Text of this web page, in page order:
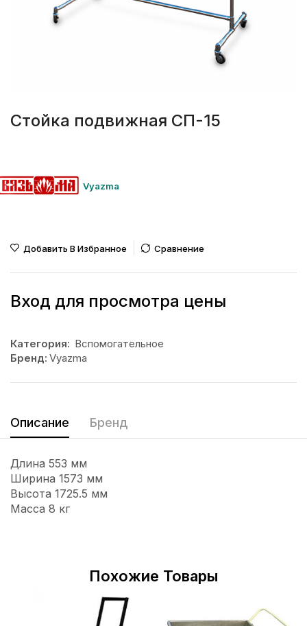
Стойка подвижная СП-15
Vyazma
Добавить В Избранное Сравнение
Вход для просмотра цены
Категория: Вспомогательное
Бренд: Vyazma
Описание Бренд
Длина 553 мм
Ширина 1573 мм
Высота 1725.5 мм
Масса 8 кг
Похожие Товары